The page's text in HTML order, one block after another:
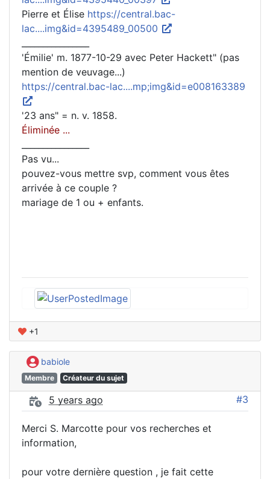
Pierre et Élise https://central.bac-
lac....img&id=4395489_00500
'Émilie' m. 1877-10-29 avec Peter Hackett" (pas
mention de veuvage...)
https://central.bac-lac....mp;img&id=e008163389
'23 ans" = n. v. 1858.
Éliminée ...
Pas vu...
pouvez-vous mettre svp, comment vous êtes
arrivée à ce couple ?
mariage de 1 ou + enfants.
+1
babiole
Membre Créateur du sujet
5 years ago #3
Merci S. Marcotte pour vos recherches et
information,
pour votre dernière question , je fait cette